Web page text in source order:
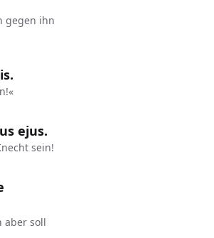
gegen ihn
ejus.
sein!
aber soll